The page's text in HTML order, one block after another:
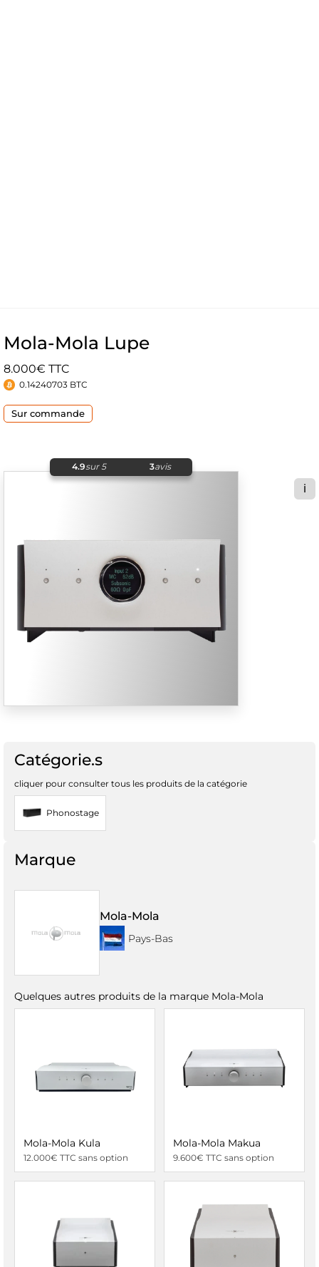
Mola-Mola Lupe
8.000€ TTC
0.14240703 BTC
Sur commande
4.9sur 5 3avis
Catégorie.s
cliquer pour consulter tous les produits de la catégorie
Phonostage
Marque
Mola-Mola
Pays-Bas
Quelques autres produits de la marque Mola-Mola
Mola-Mola Kula
12.000€ TTC sans option
Mola-Mola Makua
9.600€ TTC sans option
ℹ️